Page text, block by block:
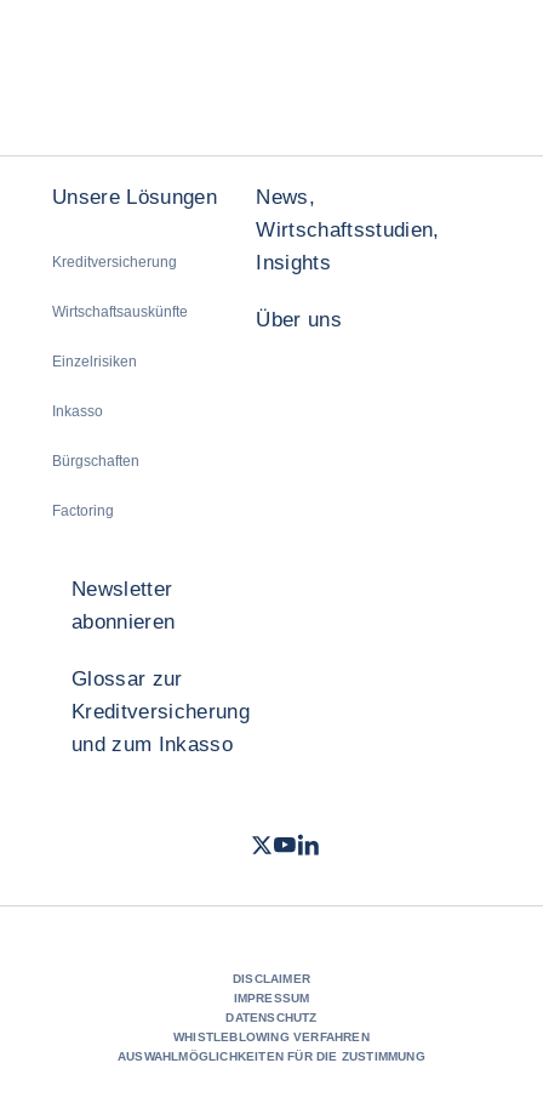
Unsere Lösungen
Kreditversicherung
Wirtschaftsauskünfte
Einzelrisiken
Inkasso
Bürgschaften
Factoring
News,
Wirtschaftsstudien,
Insights
Über uns
Newsletter
abonnieren
Glossar zur
Kreditversicherung
und zum Inkasso
Twitter- Coface
Youtube Coface Deutschland
LinkedIn
DISCLAIMER
IMPRESSUM
DATENSCHUTZ
WHISTLEBLOWING VERFAHREN
AUSWAHLMÖGLICHKEITEN FÜR DIE ZUSTIMMUNG